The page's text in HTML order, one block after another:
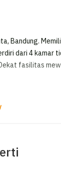
Bandung.
dari 4 kamar
fasilitas